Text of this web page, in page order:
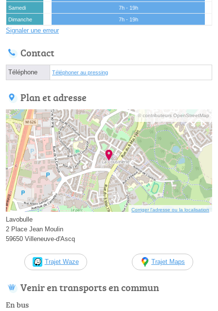
Samedi
7h - 19h
Dimanche
7h - 19h
Signaler une erreur
Contact
Téléphone Téléphoner au pressing
Plan et adresse
© contributeurs OpenStreetMap
Corriger l’adresse ou la localisation
Lavobulle
2 Place Jean Moulin
59650 Villeneuve-d'Ascq
Trajet Waze Trajet Maps
Venir en transports en commun
En bus